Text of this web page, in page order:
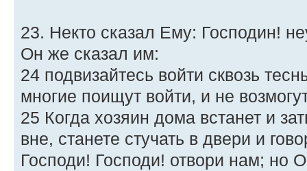
23. Некто сказал Ему: Господин!
Он же сказал им:
24 подвизайтесь войти сквозь
многие поищут войти, и не
25 Когда хозяин дома встанет и
вне, станете стучать в двери и
Господи! Господи! отвори нам; но